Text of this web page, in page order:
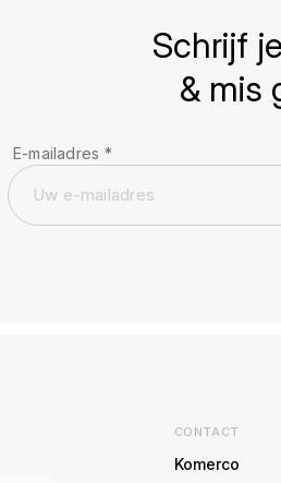
Schrijf
& mis
E-mailadres *
CONTACT
Komerco